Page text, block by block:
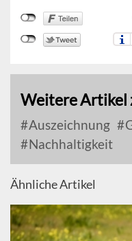
Weitere Artikel
Auszeichnung
Nachhaltigkeit
Ähnliche Artikel